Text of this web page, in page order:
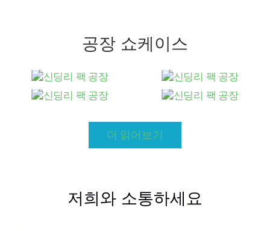
공장 쇼케이스
더 읽어보기
저희와 소통하세요